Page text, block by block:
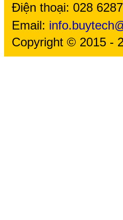
Điện thoại: 028
Email:
Copyright © 2015 -